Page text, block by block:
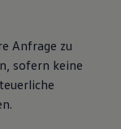
Anfrage zu
sofern keine